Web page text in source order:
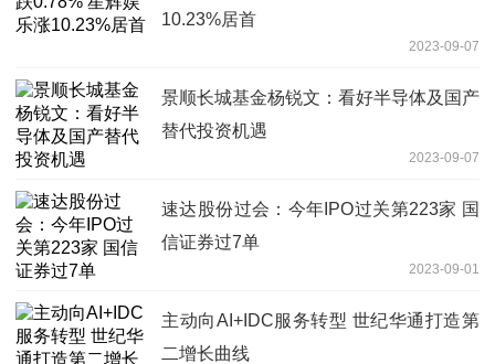
10.23%居首
2023-09-07
景顺长城基金杨锐文：看好半导体及国产
替代投资机遇
2023-09-07
速达股份过会：今年IPO过关第223家 国
信证券过7单
2023-09-01
主动向AI+IDC服务转型 世纪华通打造第
二增长曲线